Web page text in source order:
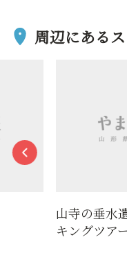
周辺にある
山寺の垂水
キングツア